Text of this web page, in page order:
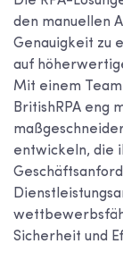
den manuellen
Genauigkeit zu
auf
Mit einem
BritishRPA eng
entwickeln, die
Sicherheit und